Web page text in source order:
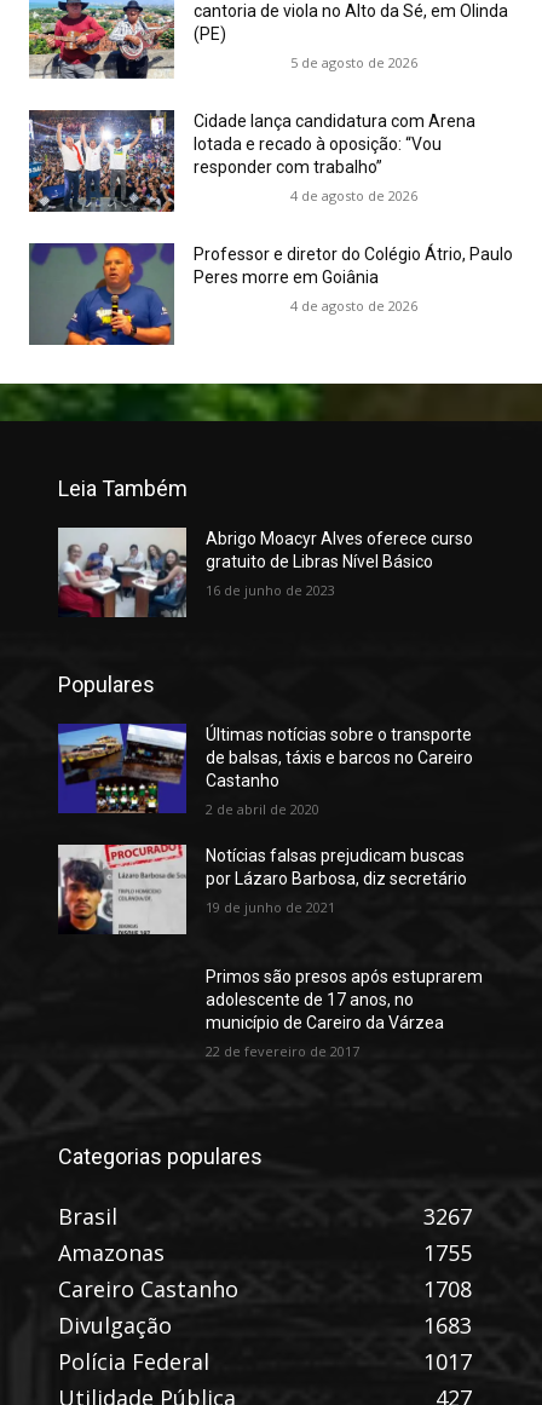
cantoria de viola no Alto da Sé, em Olinda
(PE)
5 de agosto de 2026
Cidade lança candidatura com Arena
lotada e recado à oposição: “Vou
responder com trabalho”
4 de agosto de 2026
Professor e diretor do Colégio Átrio, Paulo
Peres morre em Goiânia
4 de agosto de 2026
Leia Também
Abrigo Moacyr Alves oferece curso
gratuito de Libras Nível Básico
16 de junho de 2023
Populares
Últimas notícias sobre o transporte
de balsas, táxis e barcos no Careiro
Castanho
2 de abril de 2020
Notícias falsas prejudicam buscas
por Lázaro Barbosa, diz secretário
19 de junho de 2021
Primos são presos após estuprarem
adolescente de 17 anos, no
município de Careiro da Várzea
22 de fevereiro de 2017
Categorias populares
Brasil
3267
Amazonas
1755
Careiro Castanho
1708
Divulgação
1683
Polícia Federal
1017
Utilidade Pública
427